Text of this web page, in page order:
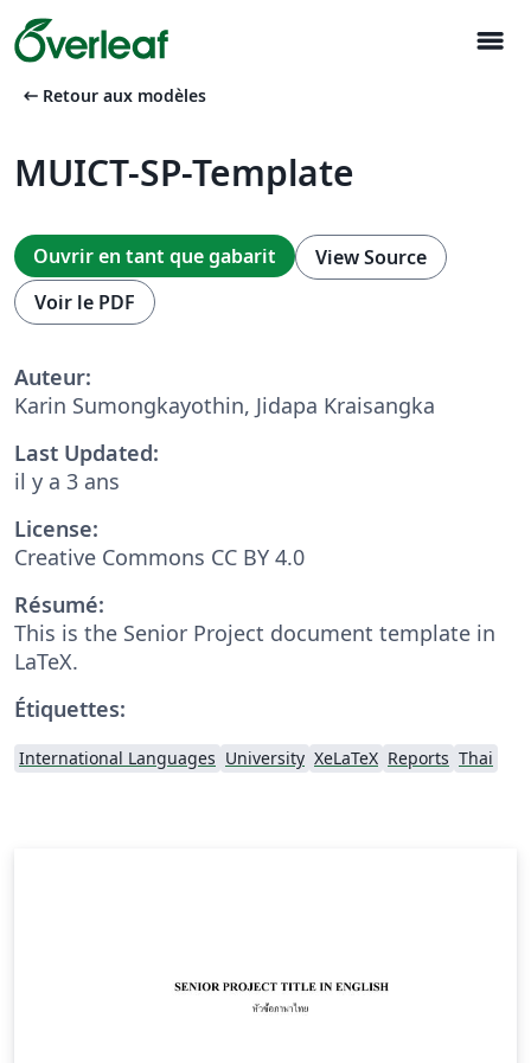
menu
arrow_left_alt Retour aux modèles
MUICT-SP-Template
Ouvrir en tant que gabarit
View Source
Voir le PDF
Auteur:
Karin Sumongkayothin, Jidapa Kraisangka
Last Updated:
il y a 3 ans
License:
Creative Commons CC BY 4.0
Résumé:
This is the Senior Project document template in
LaTeX.
Étiquettes:
International Languages University XeLaTeX Reports Thai